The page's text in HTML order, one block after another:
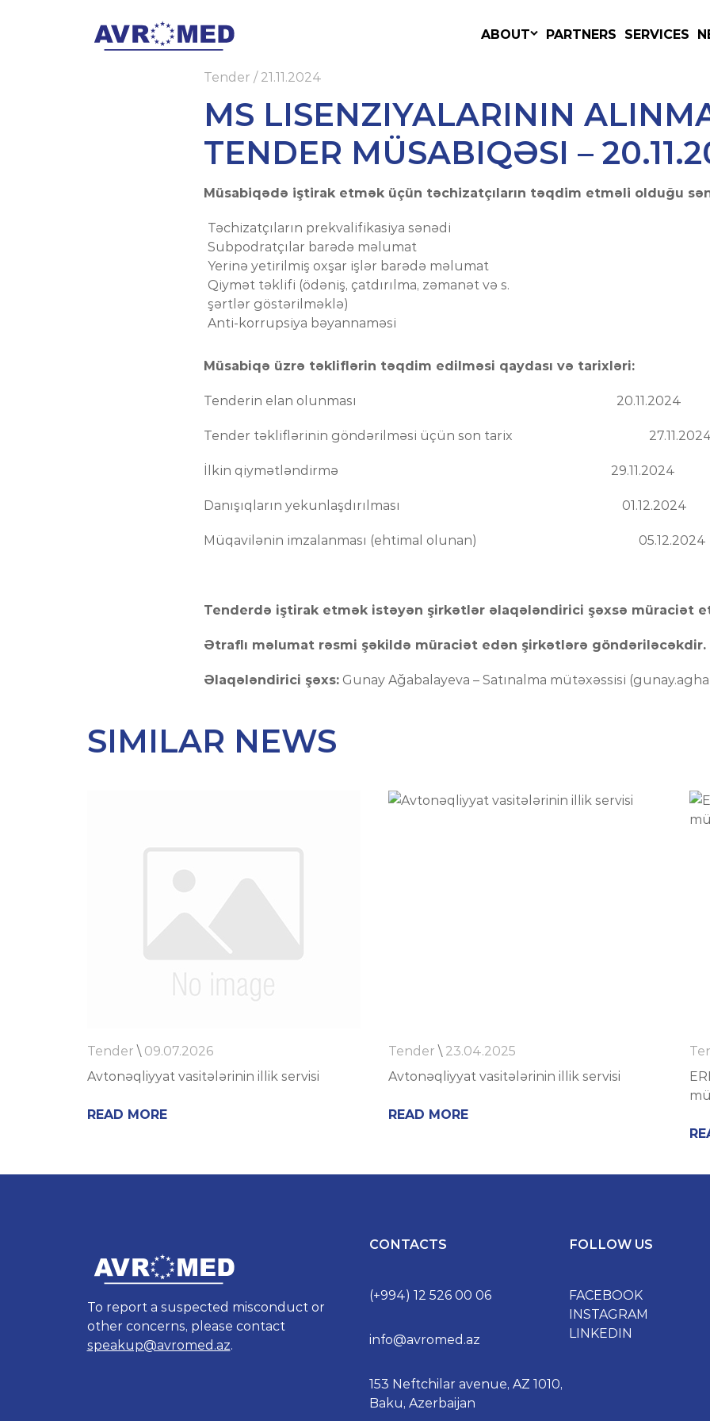
ABOUT PARTNERS SERVICES
Tender / 21.11.2024
MS LISENZIYALARININ
TENDER MÜSABIQƏSI –
Müsabiqədə iştirak etmək üçün təchizatçıların təqdim etməli olduğu
Təchizatçıların prekvalifikasiya sənədi
Subpodratçılar barədə məlumat
Yerinə yetirilmiş oxşar işlər barədə məlumat
Qiymət təklifi (ödəniş, çatdırılma, zəmanət və s.
şərtlər göstərilməklə)
Anti-korrupsiya bəyannaməsi
Müsabiqə üzrə təkliflərin təqdim edilməsi qaydası və tarixləri:
Tenderin elan olunması 20.11.2024
Tender təkliflərinin göndərilməsi üçün son tarix
İlkin qiymətləndirmə 29.11.2024
Danışıqların yekunlaşdırılması 01.12.2024
Müqavilənin imzalanması (ehtimal olunan) 05.12.2024
Tenderdə iştirak etmək istəyən şirkətlər əlaqələndirici şəxsə müraciət
Ətraflı məlumat rəsmi şəkildə müraciət edən şirkətlərə göndəriləcəkdir.
Əlaqələndirici şəxs:Gunay Ağabalayeva – Satınalma mütəxəssisi (
SIMILAR NEWS
Tender\ 09.07.2026
Avtonəqliyyat vasitələrinin illik servisi
READ MORE
Tender\ 23.04.2025
Avtonəqliyyat vasitələrinin illik servisi
READ MORE
To report a suspected misconduct or
other concerns, please contact
speakup@avromed.az.
CONTACTS
(+994) 12 526 00 06
info@avromed.az
153 Neftchilar avenue, AZ 1010,
Baku, Azerbaijan
FOLLOW US
FACEBOOK
INSTAGRAM
LINKEDIN